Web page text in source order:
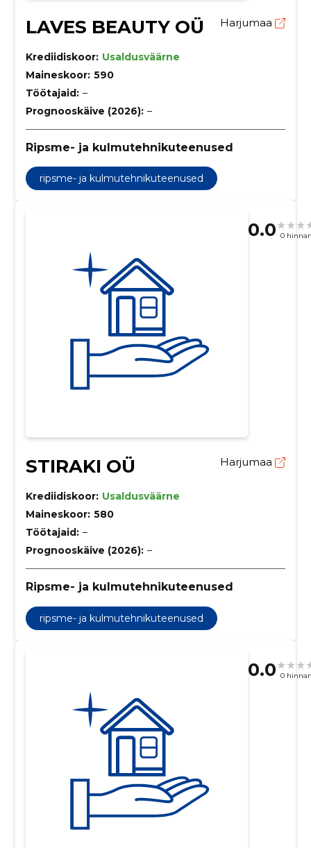
LAVES BEAUTY OÜ Harjumaa
Krediidiskoor: Usaldusväärne
Maineskoor: 590
Töötajaid: –
Prognooskäive (2026): –
Ripsme- ja kulmutehnikuteenused
ripsme- ja kulmutehnikuteenused
0.0 0
STIRAKI OÜ Harjumaa
Krediidiskoor: Usaldusväärne
Maineskoor: 580
Töötajaid: –
Prognooskäive (2026): –
Ripsme- ja kulmutehnikuteenused
ripsme- ja kulmutehnikuteenused
0.0 0